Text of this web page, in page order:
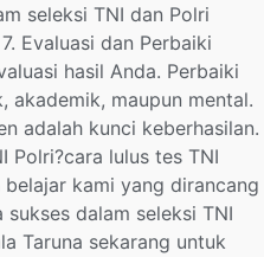
seleksi TNI dan Polri
Evaluasi dan Perbaiki
hasil Anda. Perbaiki
akademik, maupun mental.
adalah kunci keberhasilan.
Polri?cara lulus tes TNI
kami yang dirancang
dalam seleksi TNI
Taruna sekarang untuk